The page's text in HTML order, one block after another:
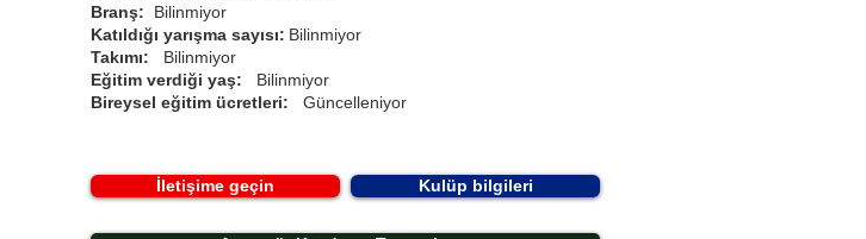
Branş:
Bilinmiyor
Katıldığı yarışma sayısı: Bilinmiyor
Takımı:
Bilinmiyor
Eğitim verdiği yaş:
Bilinmiyor
Bireysel eğitim ücretleri:
Güncelleniyor
İletişime geçin Kulüp bilgileri